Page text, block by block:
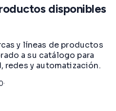
disponibles
y líneas de productos
a su catálogo para
redes y automatización.
·